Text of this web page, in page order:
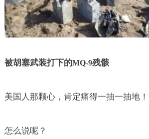
被胡塞武装打下的MQ-9残骸
美国人那颗心，肯定痛得一抽一抽地！
怎么说呢？